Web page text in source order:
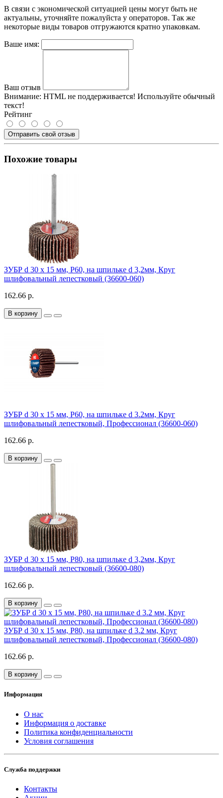
В связи с экономической ситуацией цены могут быть не
актуальны, уточняйте пожалуйста у операторов. Так же
некоторые виды товаров отгружаются кратно упаковкам.
Ваше имя:
Ваш отзыв
Внимание: HTML не поддерживается! Используйте обычный
текст!
Рейтинг
Отправить свой отзыв
Похожие товары
ЗУБР d 30 x 15 мм, P60, на шпильке d 3,2мм, Круг
шлифовальный лепестковый (36600-060)
162.66 р.
В корзину
ЗУБР d 30 x 15 мм, P60, на шпильке d 3.2мм, Круг
шлифовальный лепестковый, Профессионал (36600-060)
162.66 р.
В корзину
ЗУБР d 30 x 15 мм, P80, на шпильке d 3,2мм, Круг
шлифовальный лепестковый (36600-080)
162.66 р.
В корзину
ЗУБР d 30 x 15 мм, P80, на шпильке d 3.2 мм, Круг
шлифовальный лепестковый, Профессионал (36600-080)
162.66 р.
В корзину
Информация
О нас
Информация о доставке
Политика конфиденциальности
Условия соглашения
Служба поддержки
Контакты